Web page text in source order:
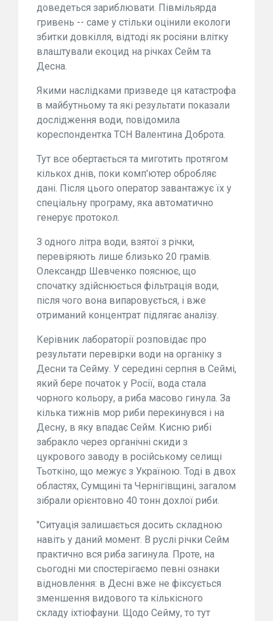
доведеться зариблювати. Півмільярда
гривень -- саме у стільки оцінили екологи
збитки довкілля, відтоді як росіяни влітку
влаштували екоцид на річках Сейм та
Десна.
Якими наслідками призведе ця катастрофа
в майбутньому та які результати показали
дослідження води, повідомила
кореспондентка ТСН Валентина Доброта.
Тут все обертається та миготить протягом
кількох днів, поки комп'ютер обробляє
дані. Після цього оператор завантажує їх у
спеціальну програму, яка автоматично
генерує протокол.
З одного літра води, взятої з річки,
перевіряють лише близько 20 грамів.
Олександр Шевченко пояснює, що
спочатку здійснюється фільтрація води,
після чого вона випаровується, і вже
отриманий концентрат підлягає аналізу.
Керівник лабораторії розповідає про
результати перевірки води на органіку з
Десни та Сейму. У середині серпня в Сеймі,
який бере початок у Росії, вода стала
чорного кольору, а риба масово гинула. За
кілька тижнів мор риби перекинувся і на
Десну, в яку впадає Сейм. Кисню рибі
забракло через органічні скиди з
цукрового заводу в російському селищі
Тьоткіно, що межує з Україною. Тоді в двох
областях, Сумщині та Чернігівщині, загалом
зібрали орієнтовно 40 тонн дохлої риби.
"Ситуація залишається досить складною
навіть у даний момент. В руслі річки Сейм
практично вся риба загинула. Проте, на
сьогодні ми спостерігаємо певні ознаки
відновлення: в Десні вже не фіксується
зменшення видового та кількісного
складу іхтіофауни. Щодо Сейму, то тут